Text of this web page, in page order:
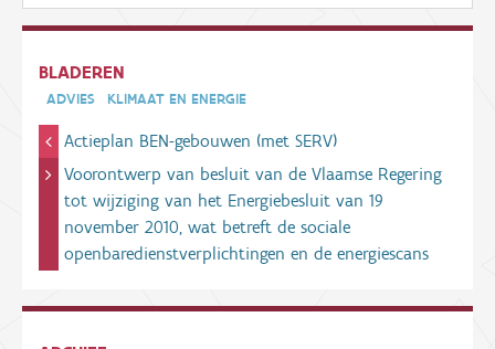
BLADEREN
ADVIES KLIMAAT EN ENERGIE
Actieplan BEN-gebouwen (met SERV)
Voorontwerp van besluit van de Vlaamse Regering
tot wijziging van het Energiebesluit van 19
november 2010, wat betreft de sociale
openbaredienstverplichtingen en de energiescans